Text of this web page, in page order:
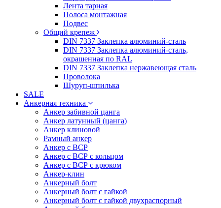
Лента тарная
Полоса монтажная
Подвес
Общий крепеж
DIN 7337 Заклепка алюминий-сталь
DIN 7337 Заклепка алюминий-сталь,
окрашенная по RAL
DIN 7337 Заклепка нержавеющая сталь
Проволока
Шуруп-шпилька
SALE
Анкерная техника
Анкер забивной цанга
Анкер латунный (цанга)
Анкер клиновой
Рамный анкер
Анкер с ВСР
Анкер с ВСР с кольцом
Анкер с ВСР с крюком
Анкер-клин
Анкерный болт
Анкерный болт с гайкой
Анкерный болт с гайкой двухраспорный